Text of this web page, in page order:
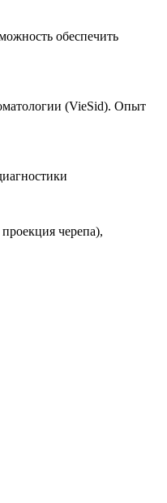
обеспечить
(VieSid). Опыт
черепа),